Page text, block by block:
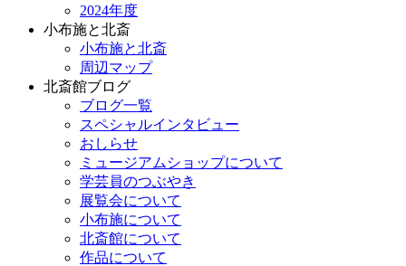
2024年度
小布施と北斎
小布施と北斎
周辺マップ
北斎館ブログ
ブログ一覧
スペシャルインタビュー
おしらせ
ミュージアムショップについて
学芸員のつぶやき
展覧会について
小布施について
北斎館について
作品について